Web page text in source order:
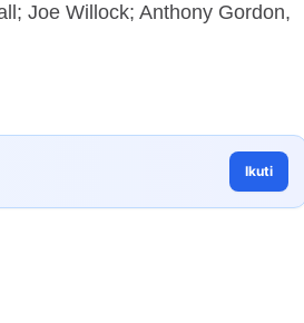
Joe Willock; Anthony Gordon,
Ikuti